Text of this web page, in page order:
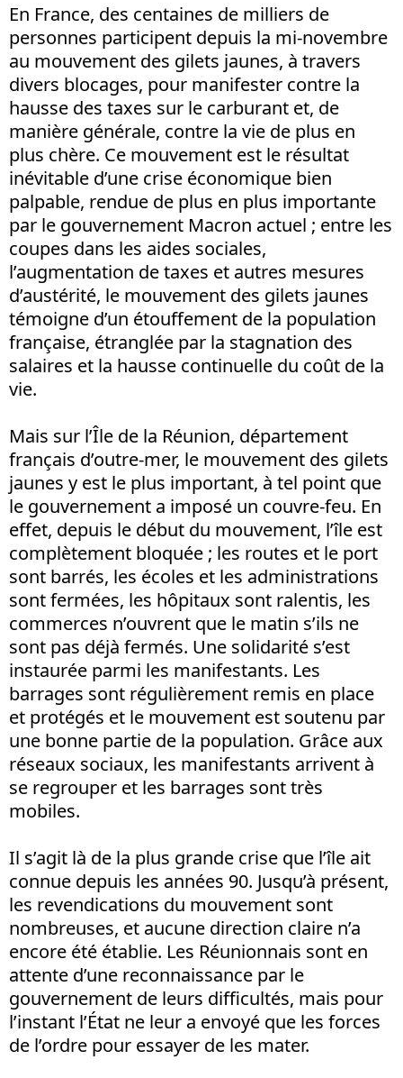
En France, des centaines de milliers de
personnes participent depuis la mi-novembre
au mouvement des gilets jaunes, à travers
divers blocages, pour manifester contre la
hausse des taxes sur le carburant et, de
manière générale, contre la vie de plus en
plus chère. Ce mouvement est le résultat
inévitable d’une crise économique bien
palpable, rendue de plus en plus importante
par le gouvernement Macron actuel ; entre les
coupes dans les aides sociales,
l’augmentation de taxes et autres mesures
d’austérité, le mouvement des gilets jaunes
témoigne d’un étouffement de la population
française, étranglée par la stagnation des
salaires et la hausse continuelle du coût de la
vie.
Mais sur l’Île de la Réunion, département
français d’outre-mer, le mouvement des gilets
jaunes y est le plus important, à tel point que
le gouvernement a imposé un couvre-feu. En
effet, depuis le début du mouvement, l’île est
complètement bloquée ; les routes et le port
sont barrés, les écoles et les administrations
sont fermées, les hôpitaux sont ralentis, les
commerces n’ouvrent que le matin s’ils ne
sont pas déjà fermés. Une solidarité s’est
instaurée parmi les manifestants. Les
barrages sont régulièrement remis en place
et protégés et le mouvement est soutenu par
une bonne partie de la population. Grâce aux
réseaux sociaux, les manifestants arrivent à
se regrouper et les barrages sont très
mobiles.
Il s’agit là de la plus grande crise que l’île ait
connue depuis les années 90. Jusqu’à présent,
les revendications du mouvement sont
nombreuses, et aucune direction claire n’a
encore été établie. Les Réunionnais sont en
attente d’une reconnaissance par le
gouvernement de leurs difficultés, mais pour
l’instant l’État ne leur a envoyé que les forces
de l’ordre pour essayer de les mater.